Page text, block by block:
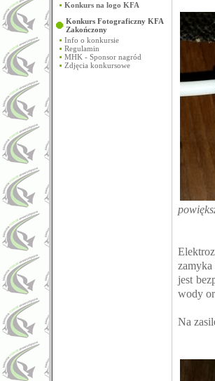
Konkurs na logo KFA
Konkurs Fotograficzny KFA
Zakończony
Info o konkursie
Regulamin
MHK - Sponsor nagród
Zdjęcia konkursowe
jest
wody
Na